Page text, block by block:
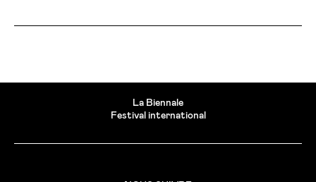
La Biennale
Festival international